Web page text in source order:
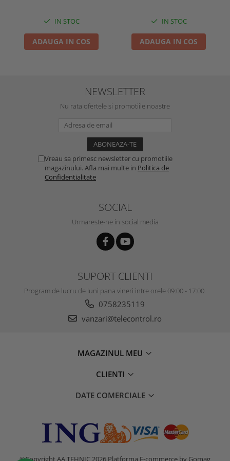
IN STOC
ADAUGA IN COS
IN STOC
ADAUGA IN COS
NEWSLETTER
Nu rata ofertele si promotiile noastre
Vreau sa primesc newsletter cu promotiile
magazinului. Afla mai multe in Politica de
Confidentialitate
SOCIAL
Urmareste-ne in social media
SUPORT CLIENTI
Program de lucru de luni pana vineri intre orele 09:00 - 17:00.
0758235119
vanzari@telecontrol.ro
MAGAZINUL MEU
CLIENTI
DATE COMERCIALE